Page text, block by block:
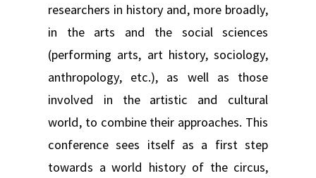
researchers in history and, more broadly,
in the arts and the social sciences
(performing arts, art history, sociology,
anthropology, etc.), as well as those
involved in the artistic and cultural
world, to combine their approaches. This
conference sees itself as a first step
towards a world history of the circus,